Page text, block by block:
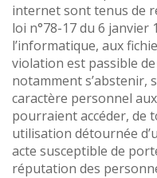
internet sont tenus de
loi n°78-17 du 6 janvier
l’informatique, aux
violation est passible
notamment s’abstenir,
caractère personnel
pourraient accéder, de
utilisation détournée
acte susceptible de
réputation des